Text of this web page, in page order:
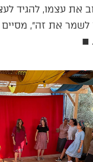
את עצמו, להגיד
לשמר את זה״, מסיים
■